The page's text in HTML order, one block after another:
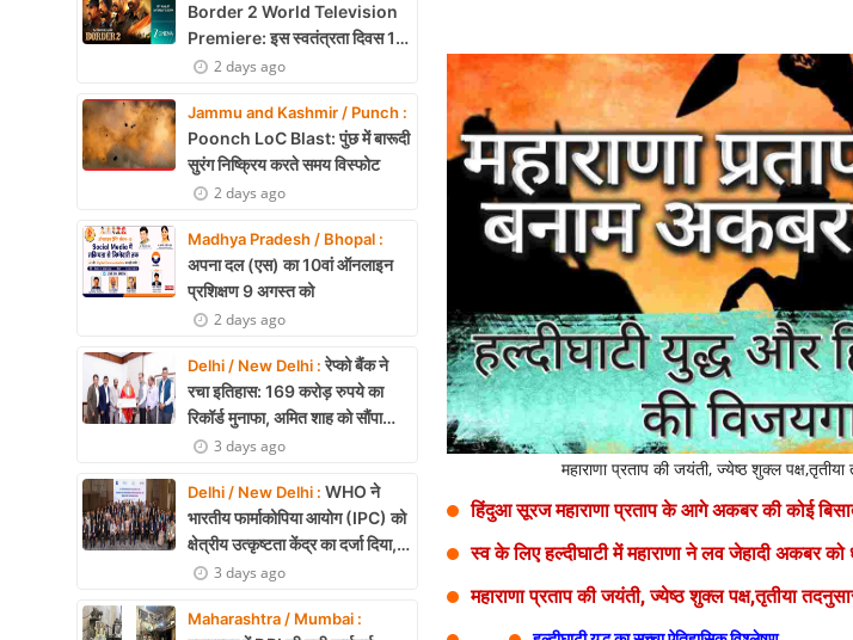
Environment
Literature
History Speaks
Contact Us
Border 2 World Television
Premiere: इस स्वतंत्रता दिवस 15
अगस्त को शाम 7:30 बजे सिर्फ Zee
2 days ago
Jammu and Kashmir / Punch :
Poonch LoC Blast: पुंछ में बारूदी
सुरंग निष्क्रिय करते समय विस्फोट
2 days ago
Madhya Pradesh / Bhopal :
अपना दल (एस) का 10वां ऑनलाइन
प्रशिक्षण 9 अगस्त को
2 days ago
Delhi / New Delhi :रेप्को बैंक ने
रचा इतिहास: 169 करोड़ रुपये का
रिकॉर्ड मुनाफा, अमित शाह को सौंपा
22.90 करोड़ का लाभांश
3 days ago
Delhi / New Delhi : WHO ने
भारतीय फार्माकोपिया आयोग (IPC) को
क्षेत्रीय उत्कृष्टता केंद्र का दर्जा दिया,
दक्षिण-पूर्व एशिया में भारत की बड़ी
3 days ago
Maharashtra / Mumbai :
महाराणा प्रताप की जयंती, ज्येष्ठ शुक्ल
हिंदुआ सूरज महाराणा प्रताप के आगे अकबर की कोई
स्व के लिए हल्दीघाटी में महाराणा ने लव जेहादी अकबर
महाराणा प्रताप की जयंती, ज्येष्ठ शुक्ल पक्ष,तृतीया